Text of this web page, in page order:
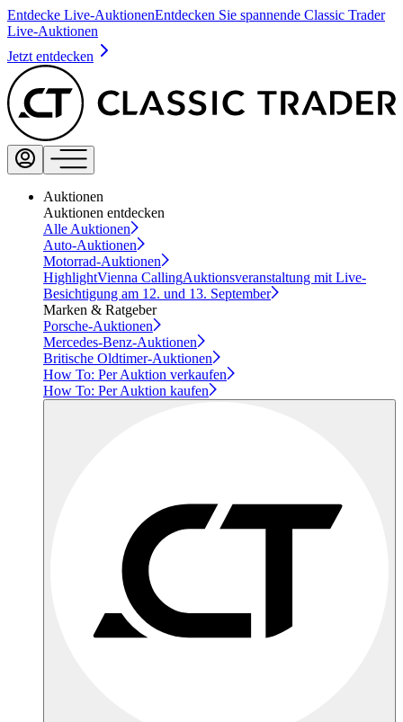
Entdecke Live-AuktionenEntdecken Sie spannende Classic Trader
Live-Auktionen
Jetzt entdecken
Auktionen
Auktionen entdecken
Alle Auktionen
Auto-Auktionen
Motorrad-Auktionen
HighlightVienna CallingAuktionsveranstaltung mit Live-
Besichtigung am 12. und 13. September
Marken & Ratgeber
Porsche-Auktionen
Mercedes-Benz-Auktionen
Britische Oldtimer-Auktionen
How To: Per Auktion verkaufen
How To: Per Auktion kaufen